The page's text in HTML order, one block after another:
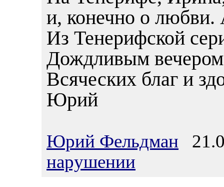
и, конечно о
Из Тенерифской
Дождливым
Всяческих благ и
Юрий
Юрий Фельдман
нарушении